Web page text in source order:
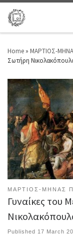
Home » ΜΑΡΤΙΟΣ-
Σωτήρη
ΜΑΡΤΙΟΣ-ΜΗΝΑΣ
Γυναίκες του
Published 17 March